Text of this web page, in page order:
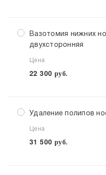
Вазотомия нижних
двухсторонняя
Цена
22 300 руб.
Удаление полипов
Цена
31 500 руб.